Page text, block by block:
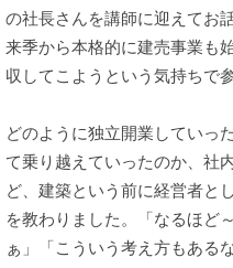
の社長さんを講師に迎えてお
来季から本格的に建売事業も
収してこようという気持ちで
どのように独立開業していっ
て乗り越えていったのか、社
ど、建築という前に経営者と
を教わりました。「なるほど
ぁ」「こういう考え方もある